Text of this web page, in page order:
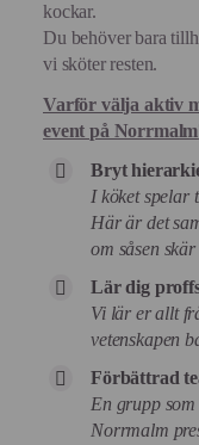
kockar.
Du behöver bara
vi sköter resten.
Varför välja aktiv
eventpå Norrmalm
Bryt
I köket spelar
Här är det
om såsen
Lär dig
Vi lär er allt
vetenskapen
Förbättrad
En grupp
Norrmalm